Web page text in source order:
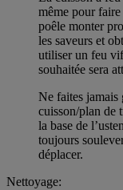
même pour
poêle monter
les saveurs et
utiliser un feu
souhaitée sera
Ne faites jamais
cuisson/plan de
la base de
toujours
déplacer.
Nettoyage: